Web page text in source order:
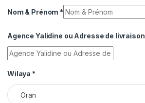
Nom & Prénom *
Agence Yalidine ou Adresse de livraison
Wilaya *
Oran